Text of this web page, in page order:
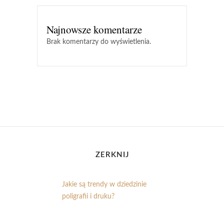
Najnowsze komentarze
Brak komentarzy do wyświetlenia.
ZERKNIJ
Jakie są trendy w dziedzinie
poligrafii i druku?